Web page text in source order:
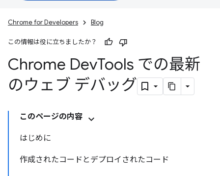
Chrome for Developers Blog
この情報は役に立ちましたか？
Chrome DevTools での最新
のウェブ デバッグ
このページの内容
はじめに
作成されたコードとデプロイされたコード